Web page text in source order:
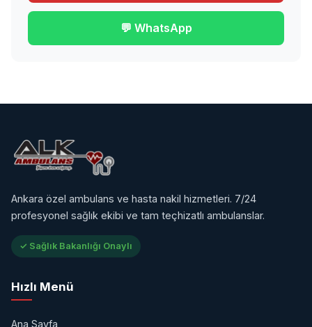
💬 WhatsApp
Ankara özel ambulans ve hasta nakil hizmetleri. 7/24
profesyonel sağlık ekibi ve tam teçhizatlı ambulanslar.
✓ Sağlık Bakanlığı Onaylı
Hızlı Menü
Ana Sayfa